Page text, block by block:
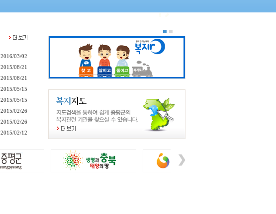
2016/03/02
2015/08/21
2015/08/21
2015/05/15
2015/05/15
2015/02/26
2015/02/26
2015/02/12